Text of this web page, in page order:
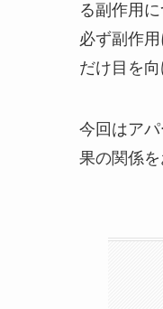
る副作用
必ず副作
だけ目を
今回はア
果の関係を